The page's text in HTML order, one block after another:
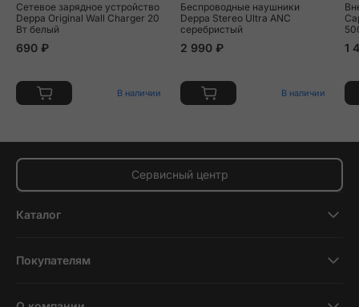
Сетевое зарядное устройство
Deppa Original Wall Charger 20
Вт белый
690 ₽
В наличии
Беспроводные наушники
Deppa Stereo Ultra ANC
серебристый
2 990 ₽
В наличии
1
Сервисный центр
Каталог
Планшеты
Покупателям